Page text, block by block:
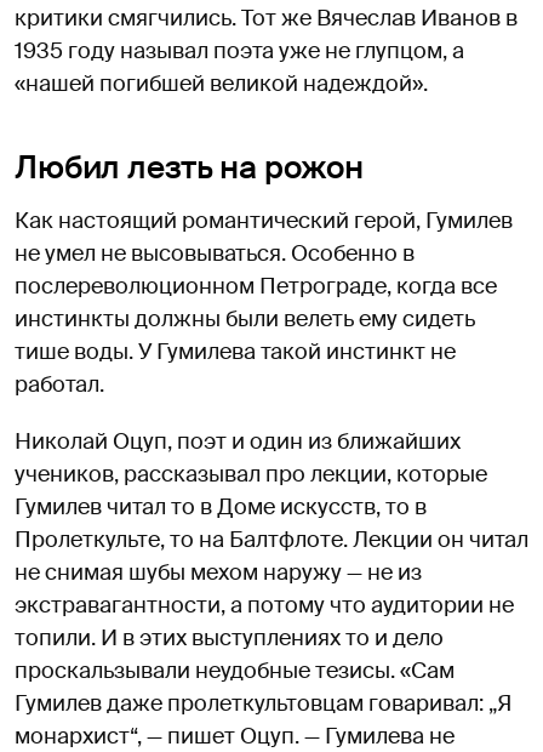
критики смягчились. Тот же Вячеслав Иванов в
1935 году называл поэта уже не глупцом, а
«нашей погибшей великой надеждой».
Любил лезть на рожон
Как настоящий романтический герой, Гумилев
не умел не высовываться. Особенно в
послереволюционном Петрограде, когда все
инстинкты должны были велеть ему сидеть
тише воды. У Гумилева такой инстинкт не
работал.
Николай Оцуп, поэт и один из ближайших
учеников, рассказывал про лекции, которые
Гумилев читал то в Доме искусств, то в
Пролеткульте, то на Балтфлоте. Лекции он читал
не снимая шубы мехом наружу — не из
экстравагантности, а потому что аудитории не
топили. И в этих выступлениях то и дело
проскальзывали неудобные тезисы. «Сам
Гумилев даже пролеткультовцам говаривал: „Я
монархист“, — пишет Оцуп. — Гумилева не